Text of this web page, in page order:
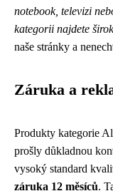
notebook, televizi
kategorii najdete
naše stránky a
Záruka a
Produkty kategorie
prošly důkladnou
vysoký standard
záruka 12 měsíců.